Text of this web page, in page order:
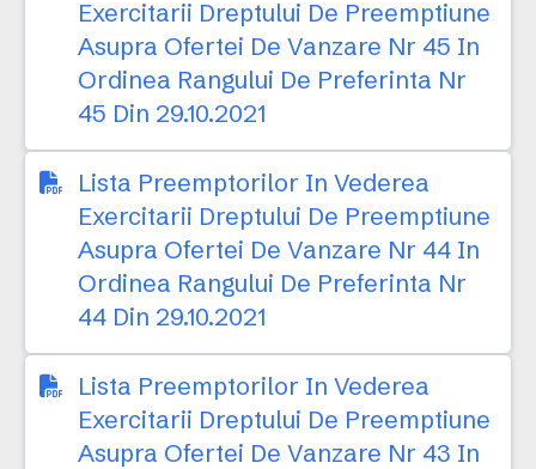
Exercitarii Dreptului De Preemptiune
Asupra Ofertei De Vanzare Nr 45 In
Ordinea Rangului De Preferinta Nr
45 Din 29.10.2021
Lista Preemptorilor In Vederea
Exercitarii Dreptului De Preemptiune
Asupra Ofertei De Vanzare Nr 44 In
Ordinea Rangului De Preferinta Nr
44 Din 29.10.2021
Lista Preemptorilor In Vederea
Exercitarii Dreptului De Preemptiune
Asupra Ofertei De Vanzare Nr 43 In